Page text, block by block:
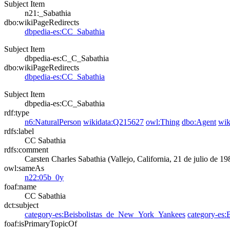
Subject Item
n21:_Sabathia
dbo:wikiPageRedirects
dbpedia-es:CC_Sabathia
Subject Item
dbpedia-es:C_C_Sabathia
dbo:wikiPageRedirects
dbpedia-es:CC_Sabathia
Subject Item
dbpedia-es:CC_Sabathia
rdf:type
n6:NaturalPerson wikidata:Q215627 owl:Thing dbo:Agent
rdfs:label
CC Sabathia
rdfs:comment
Carsten Charles Sabathia (Vallejo, California, 21 de julio de
owl:sameAs
n22:05b_0y
foaf:name
CC Sabathia
dct:subject
category-es:Beisbolistas_de_New_York_Yankees category-
foaf:isPrimaryTopicOf